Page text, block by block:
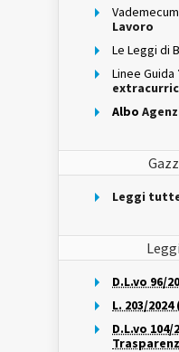
Vademecum
Lavoro
Le Leggi di
Linee Guida
Albo
Leggi
D.L.vo 96/
L. 203/
D.L.vo 104/